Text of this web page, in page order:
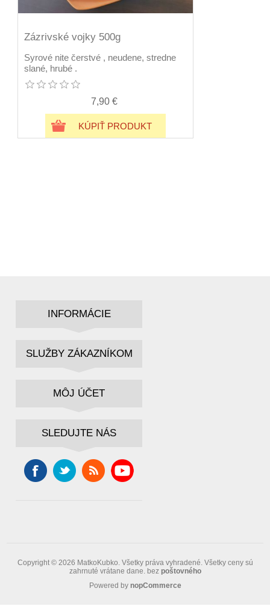
Zázrivské vojky 500g
Syrové nite čerstvé , neudene, stredne
slané, hrubé .
7,90 €
KÚPIŤ PRODUKT
INFORMÁCIE
SLUŽBY ZÁKAZNÍKOM
MÔJ ÚČET
SLEDUJTE NÁS
Copyright © 2026 MatkoKubko. Všetky práva vyhradené. Všetky ceny sú
zahrnuté vrátane dane. bez poštovného
Powered by nopCommerce